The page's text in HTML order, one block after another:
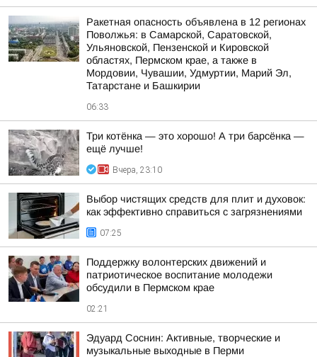
Ракетная опасность объявлена в 12 регионах
Поволжья: в Самарской, Саратовской,
Ульяновской, Пензенской и Кировской
областях, Пермском крае, а также в
Мордовии, Чувашии, Удмуртии, Марий Эл,
Татарстане и Башкирии
06:33
Три котёнка — это хорошо! А три барсёнка —
ещё лучше!
Вчера, 23:10
Выбор чистящих средств для плит и духовок:
как эффективно справиться с загрязнениями
07:25
Поддержку волонтерских движений и
патриотическое воспитание молодежи
обсудили в Пермском крае
02:21
Эдуард Соснин: Активные, творческие и
музыкальные выходные в Перми